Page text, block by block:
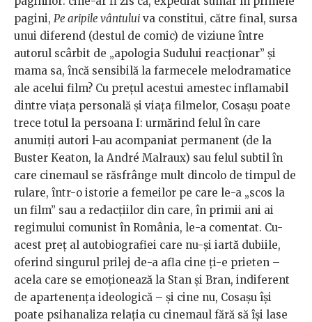
pagini, Pe aripile vântului va constitui, către final, sursa
unui diferend (destul de comic) de viziune între
autorul scârbit de „apologia Sudului reacționar” și
mama sa, încă sensibilă la farmecele melodramatice
ale acelui film? Cu prețul acestui amestec inflamabil
dintre viața personală și viața filmelor, Cosașu poate
trece totul la persoana I: urmărind felul în care
anumiți autori l-au acompaniat permanent (de la
Buster Keaton, la André Malraux) sau felul subtil în
care cinemaul se răsfrânge mult dincolo de timpul de
rulare, într-o istorie a femeilor pe care le-a „scos la
un film” sau a redacțiilor din care, în primii ani ai
regimului comunist în România, le-a comentat. Cu-
acest preț al autobiografiei care nu-și iartă dubiile,
oferind singurul prilej de-a afla cine ți-e prieten –
acela care se emoționează la Stan și Bran, indiferent
de apartenența ideologică – și cine nu, Cosașu își
poate psihanaliza relația cu cinemaul fără să își lase